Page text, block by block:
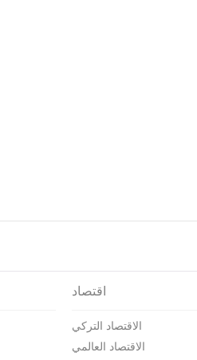
اقتصاد
الاقتصاد التركي
الاقتصاد العالمي